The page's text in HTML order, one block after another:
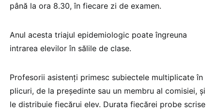
până la ora 8.30, în fiecare zi de examen.
Anul acesta triajul epidemiologic poate îngreuna
intrarea elevilor în sălile de clase.
Profesorii asistenți primesc subiectele multiplicate în
plicuri, de la președinte sau un membru al comisiei, și
le distribuie fiecărui elev. Durata fiecărei probe scrise